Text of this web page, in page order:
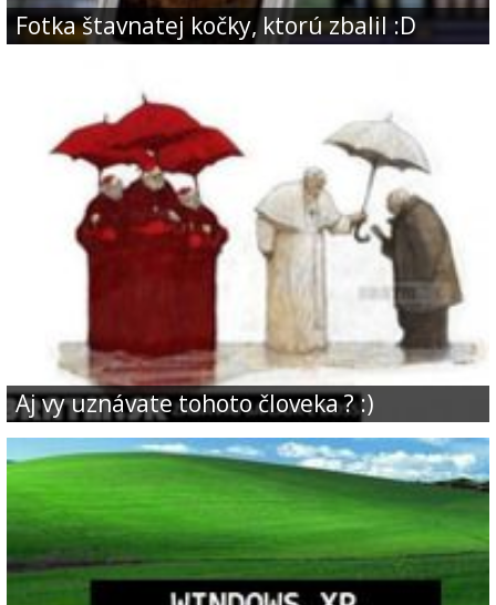
Fotka štavnatej kočky, ktorú zbalil :D
Aj vy uznávate tohoto človeka ? :)